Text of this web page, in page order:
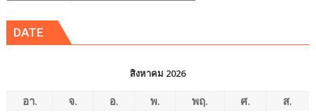
DATE
สิงหาคม 2026
อา. จ. อ. พ. พฤ. ศ.
ส.